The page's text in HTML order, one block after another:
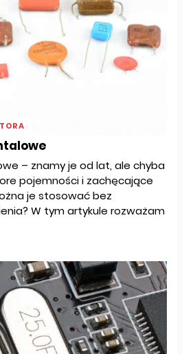
– znamy je od lat, ale chyba
pojemności i zachęcające
je stosować bez
W tym artykule rozważam